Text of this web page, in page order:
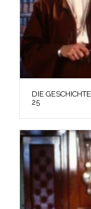
DIE
25